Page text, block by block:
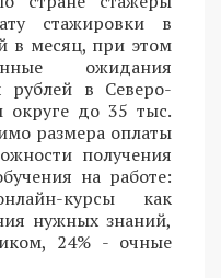
стажировки в
в месяц, при этом
ожидания
рублей в Северо-
округе до 35 тыс.
размера оплаты
получения
на работе:
курсы как
нужных знаний,
24% - очные